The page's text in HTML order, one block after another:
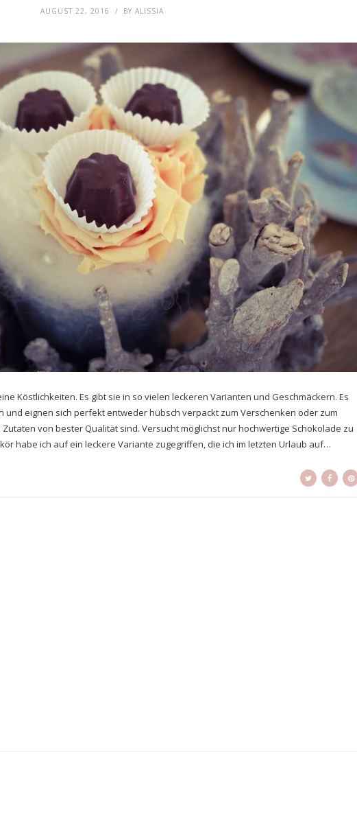
AUGUST 22, 2016 BY ALISSIA
Köstlichkeiten. Es gibt sie in so vielen leckeren Varianten und Geschmäckern. Es
und eignen sich perfekt entweder hübsch verpackt zum Verschenken oder zum
von bester Qualität sind. Versucht möglichst nur hochwertige Schokolade zu
habe ich auf ein leckere Variante zugegriffen, die ich im letzten Urlaub auf…